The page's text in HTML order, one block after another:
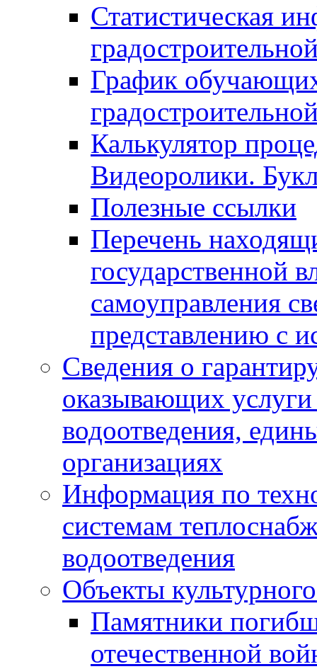
Статистическая
График
Калькулятор
Видеоролики.
Полезные ссылки
Перечень
государственной
самоуправления
представлению с
Сведения о
оказывающих
водоотведения,
организациях
Информация по
системам
водоотведения
Объекты
Памятники
отечественной